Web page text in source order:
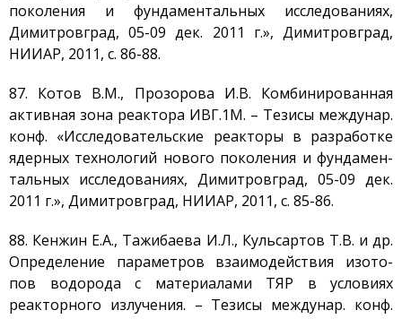
поколения и фундаментальных исследованиях,
Димитровград, 05-09 дек. 2011 г.», Димитровград,
НИИАР, 2011, с. 86-88.
87. Котов В.М., Прозорова И.В. Комбинированная
активная зона реактора ИВГ.1М. – Тезисы междунар.
конф. «Исследовательские реакторы в разработке
ядерных технологий нового поколения и фундамен-
тальных исследованиях, Димитровград, 05-09 дек.
2011 г.», Димитровград, НИИАР, 2011, с. 85-86.
88. Кенжин Е.А., Тажибаева И.Л., Кульсартов Т.В. и др.
Определение параметров взаимодействия изото-
пов водорода с материалами ТЯР в условиях
реакторного излучения. – Тезисы междунар. конф.